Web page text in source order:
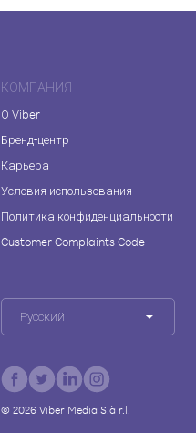
КОМПАНИЯ
О Viber
Бренд-центр
Карьера
Условия использования
Политика конфиденциальности
Customer Complaints Code
Русский
© 2026Viber Media S.à r.l.